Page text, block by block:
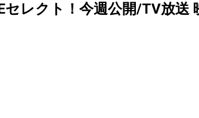
セレクト！今週公開/TV放